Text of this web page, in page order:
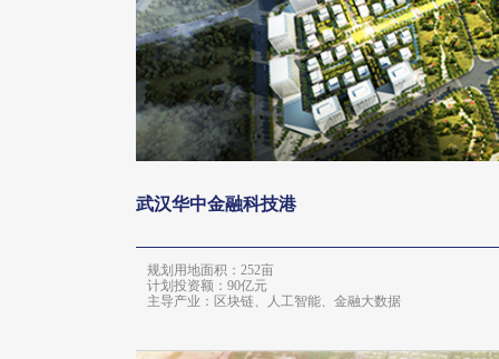
武汉华中金融科技港
规划用地面积：252亩
计划投资额：90亿元
主导产业：区块链、人工智能、金融大数据